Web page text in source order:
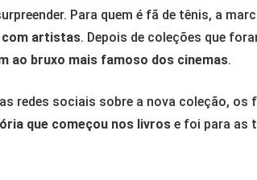
Para quem é fã de tênis, a
com artistas. Depois de coleções que
ao bruxo mais famoso dos cinemas.
redes sociais sobre a nova coleção,
que começou nos livros e foi para as